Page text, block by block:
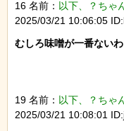
16 名前： 以下、？ちゃ
2025/03/21 10:06:05
むしろ味噌が一番ないわ
19 名前： 以下、？ちゃ
2025/03/21 10:08:01